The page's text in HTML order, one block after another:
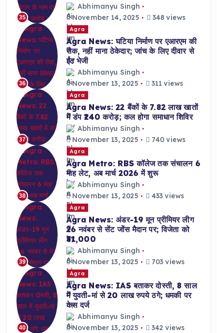
35
Abhimanyu Singh
November 14, 2025
348 views
36
Agra
Agra News: घटिया निर्माण पर एआरएम की
रोक, नहीं माना ठेकेदार; जांच के लिए दीवार से
ईंट भेजी
Abhimanyu Singh
November 13, 2025
311 views
37
Agra
Agra News: 22 बैंकों के 7.82 लाख खातों
में डंप ₹240 करोड़; कल होगा समाधान शिविर
Abhimanyu Singh
November 13, 2025
740 views
38
Agra
Agra Metro: RBS कॉलेज तक संचालन 6
माह लेट, अब मार्च 2026 में शुरू
Abhimanyu Singh
November 13, 2025
433 views
39
Agra
Agra News: अंडर-19 मून प्रीमियर लीग
26 नवंबर से सेंट जोंस मैदान पर; विजेता को
₹31,000
Abhimanyu Singh
November 13, 2025
703 views
40
Agra
Agra News: IAS बताकर दोस्ती, 8 साल
में युवती-मां से 20 लाख रुपये ठगे; धमकी पर
केस दर्ज
Abhimanyu Singh
November 13, 2025
342 views